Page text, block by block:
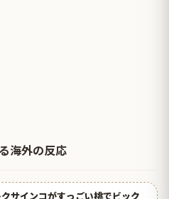
海外の反応
サインコがすっごい桃でビック